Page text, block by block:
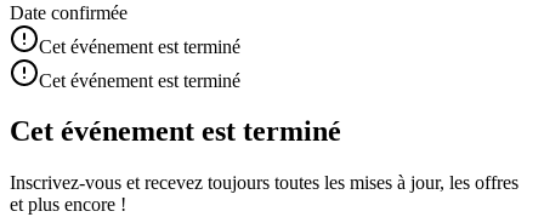
Date confirmée
Cet événement est terminé
Cet événement est terminé
Cet événement est terminé
Inscrivez-vous et recevez toujours toutes les mises à jour, les offres
et plus encore !